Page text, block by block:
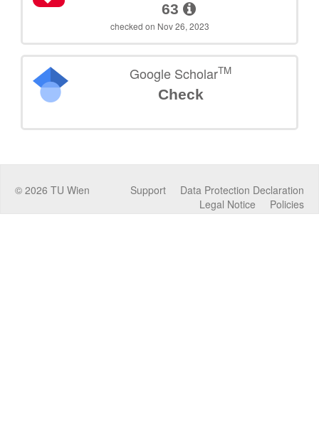
63
checked on Nov 26, 2023
Google ScholarTM
Check
© 2026 TU Wien Data Protection Declaration
Support
Policies
Legal Notice